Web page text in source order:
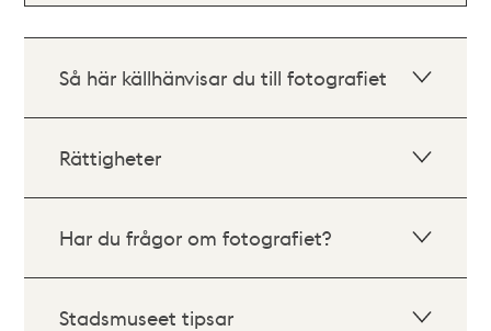
Så här källhänvisar du till fotografiet
Rättigheter
Har du frågor om fotografiet?
Stadsmuseet tipsar